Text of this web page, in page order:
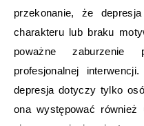
przekonanie, że
charakteru lub braku
poważne zaburzenie
profesjonalnej
depresja dotyczy tylko
ona występować również